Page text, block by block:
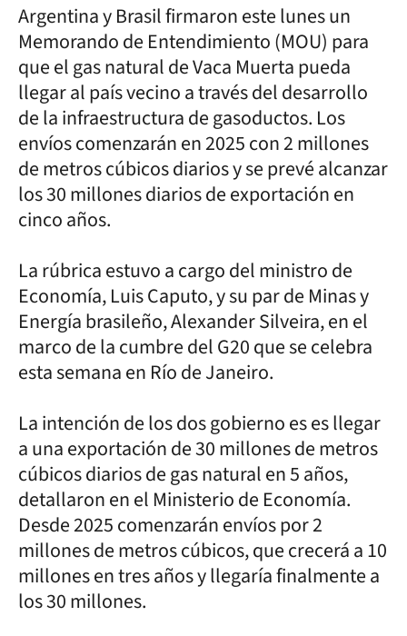
Argentina y Brasil firmaron este lunes un
Memorando de Entendimiento (MOU) para
que el gas natural de Vaca Muerta pueda
llegar al país vecino a través del desarrollo
de la infraestructura de gasoductos. Los
envíos comenzarán en 2025 con 2 millones
de metros cúbicos diarios y se prevé alcanzar
los 30 millones diarios de exportación en
cinco años.
La rúbrica estuvo a cargo del ministro de
Economía, Luis Caputo, y su par de Minas y
Energía brasileño, Alexander Silveira, en el
marco de la cumbre del G20 que se celebra
esta semana en Río de Janeiro.
La intención de los dos gobierno es es llegar
a una exportación de 30 millones de metros
cúbicos diarios de gas natural en 5 años,
detallaron en el Ministerio de Economía.
Desde 2025 comenzarán envíos por 2
millones de metros cúbicos, que crecerá a 10
millones en tres años y llegaría finalmente a
los 30 millones.